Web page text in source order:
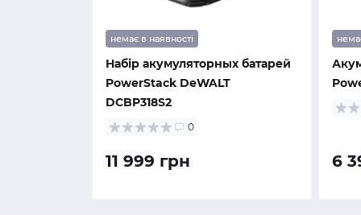
немає в наявності
Набір акумуляторных батарей
PowerStack DeWALT
DCBP318S2
0
11 999 грн 6